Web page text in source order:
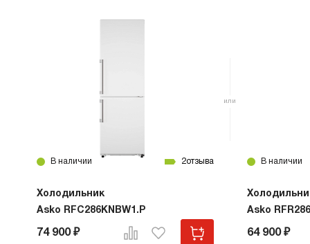
В наличии 2отзыва
Холодильник
Asko RFC286KNBW1.P
74 900 ₽
В наличии
Asko
64 900 ₽